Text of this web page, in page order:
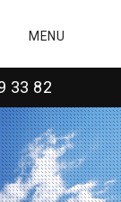
MENU
33 82